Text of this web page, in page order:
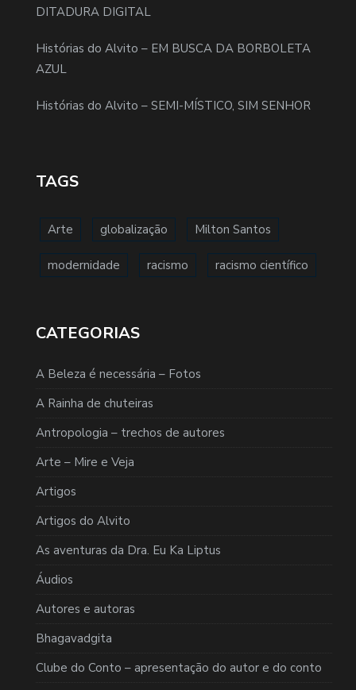
DITADURA DIGITAL
Histórias do Alvito – EM BUSCA DA BORBOLETA
AZUL
Histórias do Alvito – SEMI-MÍSTICO, SIM SENHOR
TAGS
Arte globalização Milton Santos
modernidade racismo racismo científico
CATEGORIAS
A Beleza é necessária – Fotos
A Rainha de chuteiras
Antropologia – trechos de autores
Arte – Mire e Veja
Artigos
Artigos do Alvito
As aventuras da Dra. Eu Ka Liptus
Áudios
Autores e autoras
Bhagavadgita
Clube do Conto – apresentação do autor e do conto